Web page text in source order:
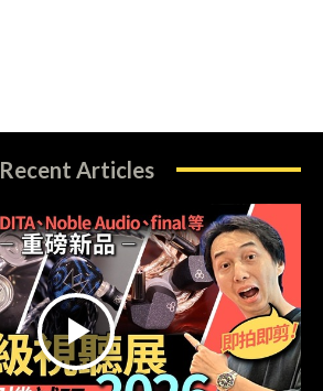
Recent Articles